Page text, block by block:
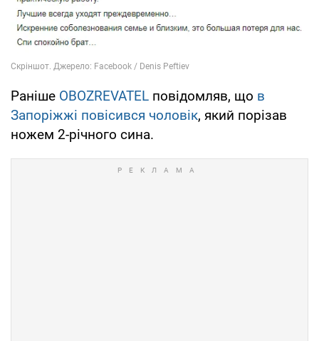
Раніше OBOZREVATEL повідомляв, що в
Запоріжжі повісився чоловік, який порізав
ножем 2-річного сина.